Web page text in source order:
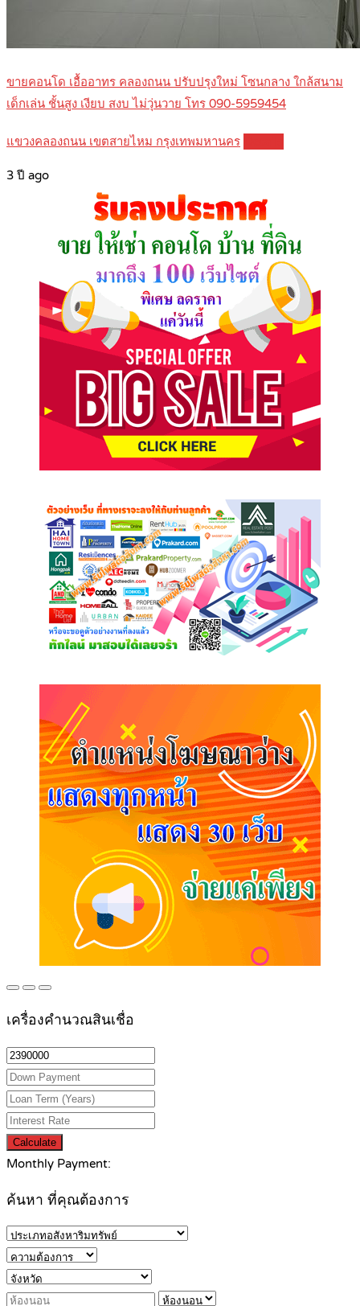
ขายคอนโด เอื้ออาทร คลองถนน ปรับปรุงใหม่ โซนกลาง ใกล้สนาม
เด็กเล่น ชั้นสูง เงียบ สงบ ไม่วุ่นวาย โทร 090-5959454
แขวงคลองถนน เขตสายไหม กรุงเทพมหานคร
3 ปี ago
เครื่องคำนวณสินเชื่อ
Calculate
Monthly Payment:
ค้นหา ที่คุณต้องการ